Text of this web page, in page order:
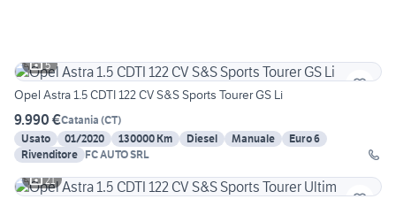
5
Opel Astra 1.5 CDTI 122 CV S&S Sports Tourer GS Li
9.990 €Catania (CT)
Usato
01/2020 130000 Km Diesel Manuale
Euro 6
Rivenditore FC AUTO SRL
21